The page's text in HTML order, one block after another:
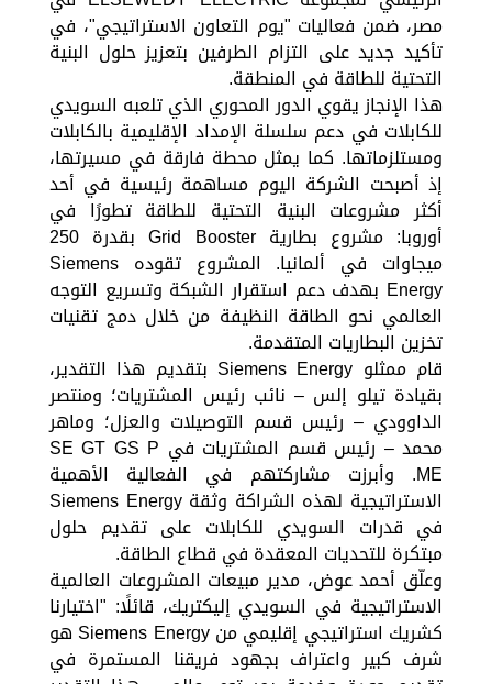
مصر، ضمن فعاليات "يوم التعاون الاستراتيجي"، في
تأكيد جديد على التزام الطرفين بتعزيز حلول البنية
التحتية للطاقة في المنطقة.
هذا الإنجاز يقوي الدور المحوري الذي تلعبه السويدي
للكابلات في دعم سلسلة الإمداد الإقليمية بالكابلات
ومستلزماتها. كما يمثل محطة فارقة في مسيرتها،
إذ أصبحت الشركة اليوم مساهمة رئيسية في أحد
أكثر مشروعات البنية التحتية للطاقة تطورًا في
أوروبا: مشروع بطارية Grid Booster بقدرة 250
ميجاوات في ألمانيا. المشروع تقوده Siemens
Energy بهدف دعم استقرار الشبكة وتسريع التوجه
العالمي نحو الطاقة النظيفة من خلال دمج تقنيات
تخزين البطاريات المتقدمة.
قام ممثلو Siemens Energy بتقديم هذا التقدير،
بقيادة تيلو إلس – نائب رئيس المشتريات؛ ومنتصر
الداوودي – رئيس قسم التوصيلات والعزل؛ وماهر
محمد – رئيس قسم المشتريات في SE GT GS P
ME. وأبرزت مشاركتهم في الفعالية الأهمية
الاستراتيجية لهذه الشراكة وثقة Siemens Energy
في قدرات السويدي للكابلات على تقديم حلول
مبتكرة للتحديات المعقدة في قطاع الطاقة.
وعلّق أحمد عوض، مدير مبيعات المشروعات العالمية
الاستراتيجية في السويدي إليكتريك، قائلًا: "اختيارنا
كشريك استراتيجي إقليمي من Siemens Energy هو
شرف كبير واعتراف بجهود فريقنا المستمرة في